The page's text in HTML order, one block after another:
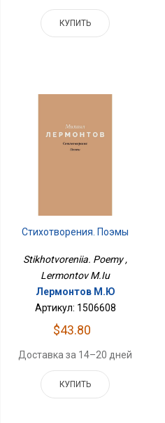
КУПИТЬ
Стихотворения. Поэмы
Stikhotvoreniia. Poemy ,
Lermontov M.Iu
Лермонтов М.Ю
Артикул: 1506608
$43.80
Доставка за 14–20 дней
КУПИТЬ